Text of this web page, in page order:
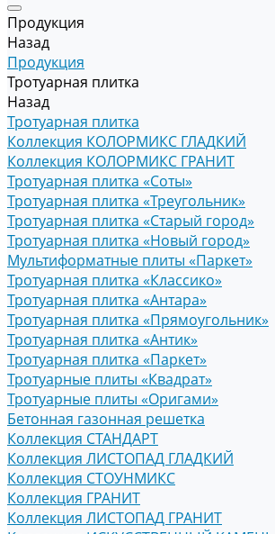
Продукция
Назад
Продукция
Тротуарная плитка
Назад
Тротуарная плитка
Коллекция КОЛОРМИКС ГЛАДКИЙ
Коллекция КОЛОРМИКС ГРАНИТ
Тротуарная плитка «Соты»
Тротуарная плитка «Треугольник»
Тротуарная плитка «Старый город»
Тротуарная плитка «Новый город»
Мультиформатные плиты «Паркет»
Тротуарная плитка «Классико»
Тротуарная плитка «Антара»
Тротуарная плитка «Прямоугольник»
Тротуарная плитка «Антик»
Тротуарная плитка «Паркет»
Тротуарные плиты «Квадрат»
Тротуарные плиты «Оригами»
Бетонная газонная решетка
Коллекция СТАНДАРТ
Коллекция ЛИСТОПАД ГЛАДКИЙ
Коллекция СТОУНМИКС
Коллекция ГРАНИТ
Коллекция ЛИСТОПАД ГРАНИТ